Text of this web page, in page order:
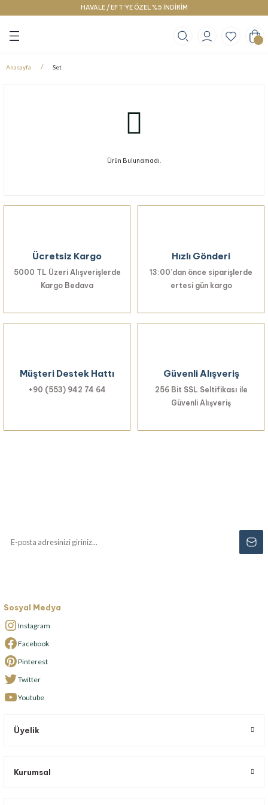
HAVALE / EFT’YE ÖZEL %5 İNDİRİM
Geri Dön
Geri Dön
Geri Dön
Anasayfa Set
Ürün Bulunamadı.
Ücretsiz Kargo
5000 TL Üzeri Alışverişlerde
Kargo Bedava
Hızlı Gönderi
13:00’dan önce siparişlerde
ertesi gün kargo
Müşteri Destek Hattı
+90 (553) 942 74 64
Güvenli Alışveriş
256 Bit SSL Seltifikası ile
Güvenli Alışveriş
Sosyal Medya
Instagram
Facebook
Pinterest
Twitter
Youtube
Üyelik
Kurumsal